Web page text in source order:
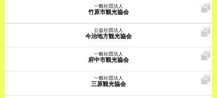
一般社団法人
竹原市観光協会
公益社団法人
今治地方観光協会
一般社団法人
府中市観光協会
一般社団法人
三原観光協会